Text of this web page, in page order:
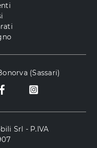
(Sassari)
Srl - P.IVA